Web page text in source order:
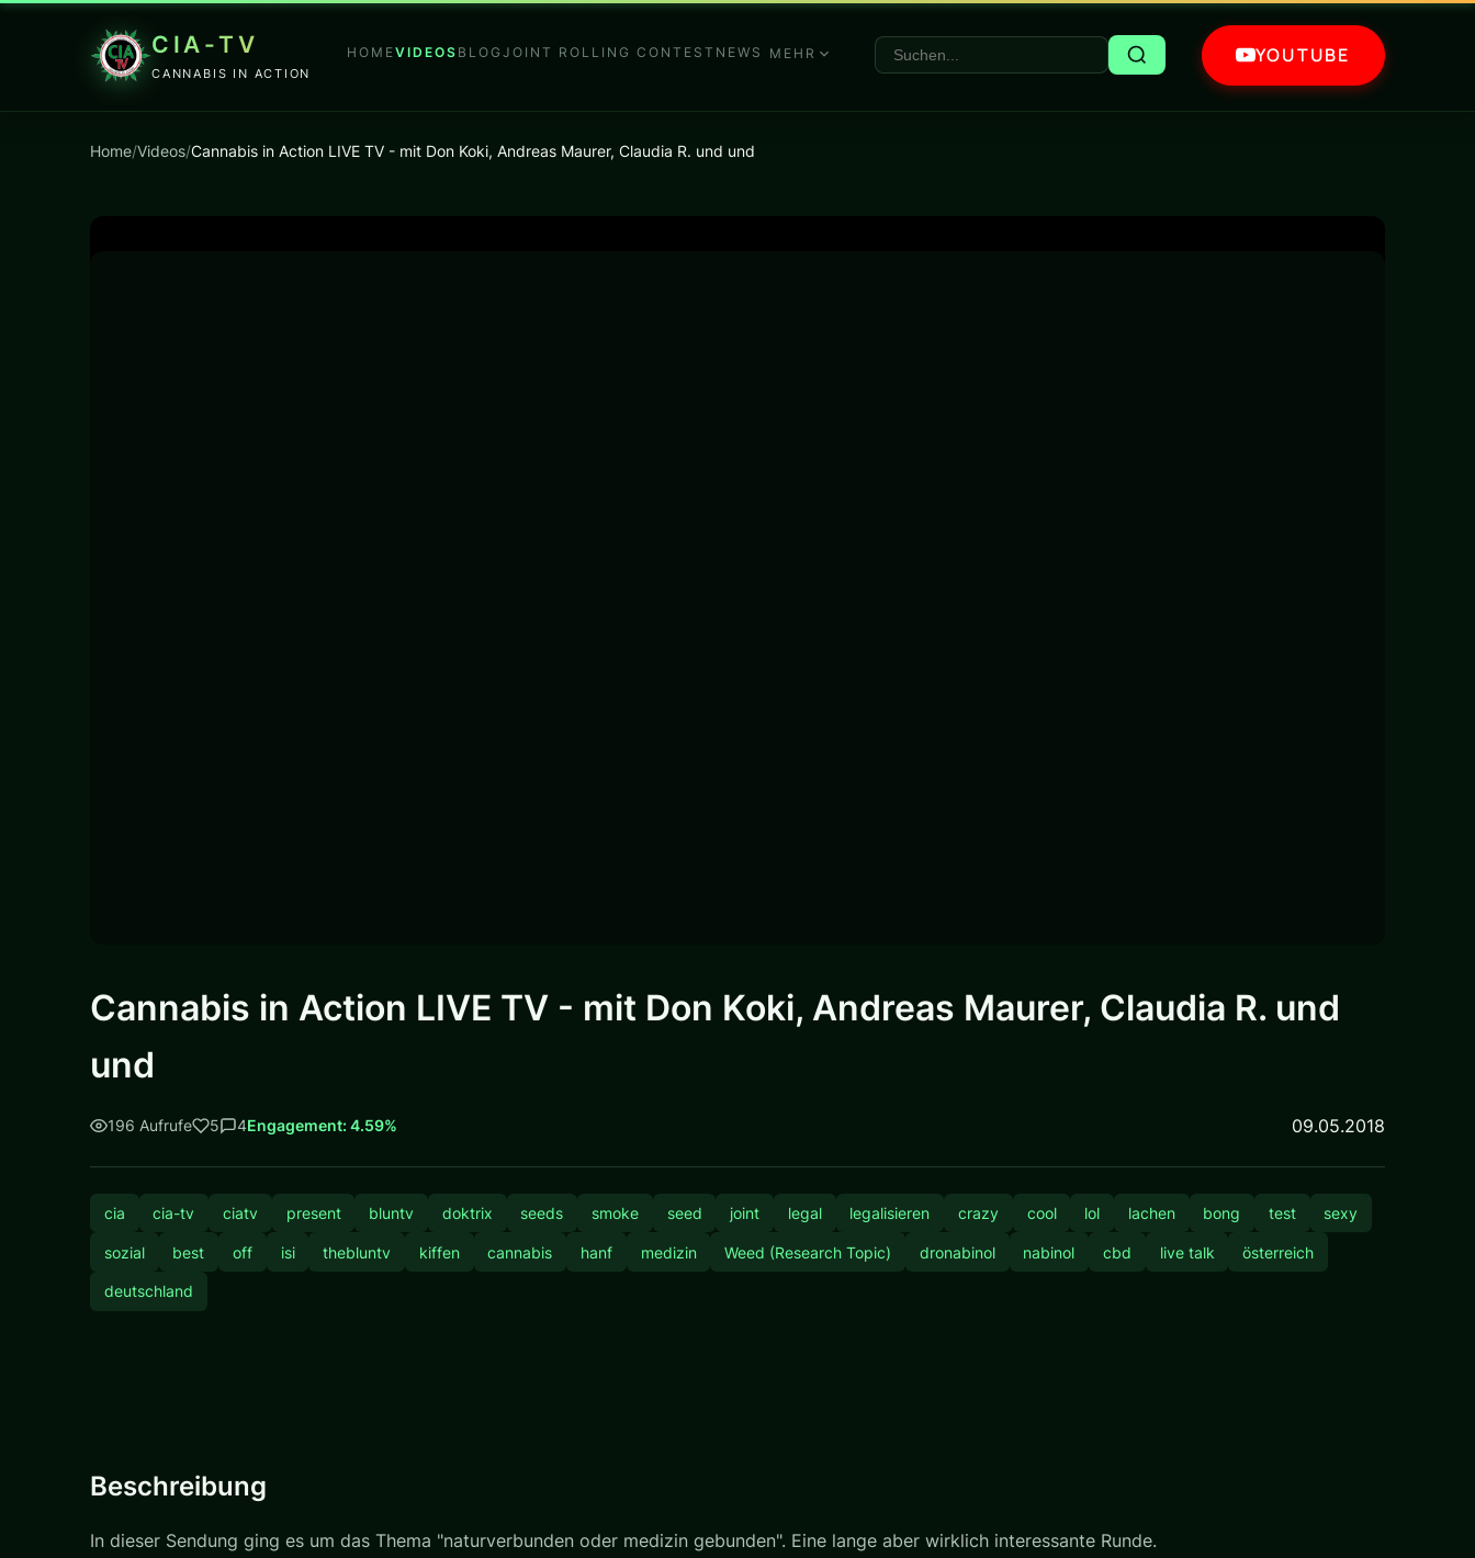
CIA-TV
CANNABIS IN ACTION
HOMEVIDEOS BLOGJOINT ROLLING CONTEST NEWS MEHR YOUTUBE
Home/Videos/Cannabis in Action LIVE TV - mit Don Koki, Andreas Maurer, Claudia R. und und
Cannabis in Action LIVE TV - mit Don Koki, Andreas Maurer, Claudia R. und
und
196 Aufrufe 5 4Engagement: 4.59% 09.05.2018
cia cia-tv ciatv present bluntv doktrix seeds smoke seed joint legal legalisieren crazy cool lol lachen bong test sexy
sozial best off isi thebluntv kiffen cannabis hanf medizin Weed (Research Topic) dronabinol nabinol cbd live talk österreich
deutschland
Beschreibung
In dieser Sendung ging es um das Thema "naturverbunden oder medizin gebunden". Eine lange aber wirklich interessante Runde.